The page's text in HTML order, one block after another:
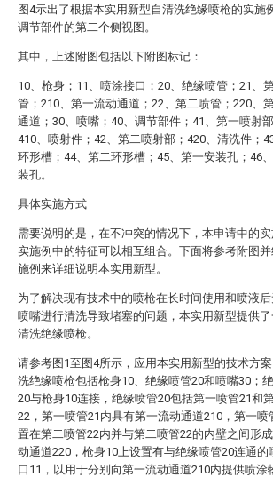
图4示出了根据本实用新型自清洗绝缘喷枪的实施
调节部件的第二个侧视图。
其中，上述附图包括以下附图标记：
10、枪身；11、喷涂接口；20、绝缘喷管；21、
管；210、第一流动通道；22、第二喷管；220、
通道；30、喷嘴；40、调节部件；41、第一喷射部
410、喷射件；42、第二喷射部；420、清洗件；
环形槽；44、第二环形槽；45、第一安装孔；46
装孔。
具体实施方式
需要说明的是，在不冲突的情况下，本申请中的实
实施例中的特征可以相互组合。下面将参考附图
施例来详细说明本实用新型。
为了解决现有技术中的喷枪在长时间使用和喷液
喷嘴进行清洗导致堵塞的问题，本实用新型提供了
清洗绝缘喷枪。
请参考图1至图4所示，应用本实用新型的技术方
洗绝缘喷枪包括枪身10、绝缘喷管20和喷嘴30；
20与枪身10连接，绝缘喷管20包括第一喷管21和
22，第一喷管21内具有第一流动通道210，第一喷
置在第二喷管22内并与第二喷管22的内壁之间形
动通道220，枪身10上设置有与绝缘喷管20连通的
口11，以用于分别向第一流动通道210内提供喷涂